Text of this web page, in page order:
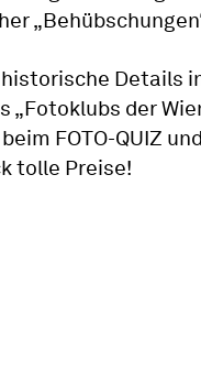
Details
„Fotoklubs der
FOTO-QUIZ
tolle Preise!